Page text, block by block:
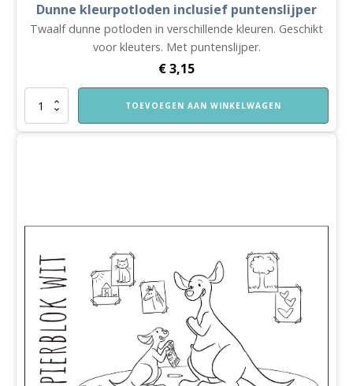
Dunne kleurpotloden inclusief puntenslijper
Twaalf dunne potloden in verschillende kleuren. Geschikt
voor kleuters. Met puntenslijper.
€3,15
Dunne
inclusief
TOEVOEGEN AAN WINKELWAGEN